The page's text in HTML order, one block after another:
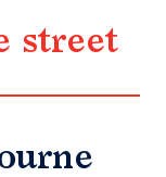
street